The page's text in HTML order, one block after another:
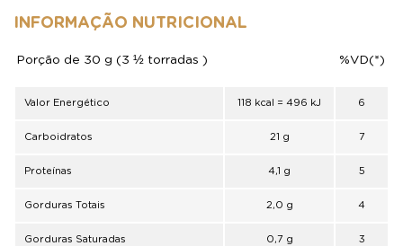
INFORMAÇÃO NUTRICIONAL
Porção de 30 g (3 ½ torradas ) %VD(*)
Valor Energético 118 kcal = 496 kJ 6
Carboidratos 21 g 7
Proteínas 4,1 g 5
Gorduras Totais 2,0 g 4
Gorduras Saturadas 0,7 g 3